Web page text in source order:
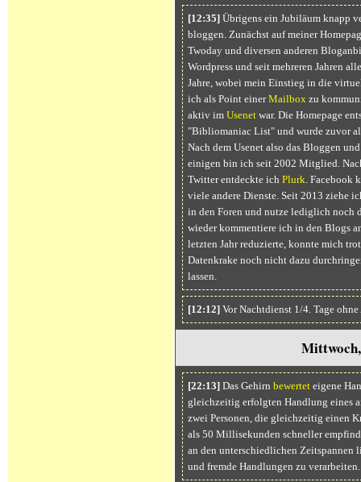
[12:35]Übrigens ein Jubiläum knapp
bloggen. Zunächst auf meiner
Twoday und diversen anderen
Wordpress und seit mehreren Jahren
Jahre, wobei mein Einstieg in die
ich als Point einerMailbox zu
aktiv im Usenetwar. Die Homepage
"Bibliomaniac List" und wurde zuvor
Nach dem Usenet also das Bloggen
einigen bin ich seit 2002 Mitglied.
Twitter entdeckte ich Plurk . Facebook
viele andere Dienste. Seit 2013 ziehe
in den Foren und nutze lediglich noch
wieder kommentiere ich in den Blogs
letzten Jahr reduzierte, konnte mich
Datenkrake noch nicht dazu
lassen.
[12:12]Vor Nachtdienst 1/4. Tage
[22:13]Das Gehirn bewerteteigene
gleichzeitig erfolgten Handlung eines
zwei Personen, die gleichzeitig einen
als 50 Millisekunden schneller
an den unterschiedlichen Zeitspannen
und fremde Handlungen zu verarbeiten.